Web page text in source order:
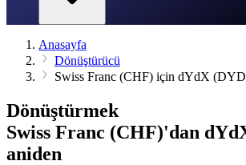
Anasayfa
Dönüştürücü
Swiss Franc (CHF) için dYdX
Dönüştürmek
Swiss Franc (CHF)'dan
aniden